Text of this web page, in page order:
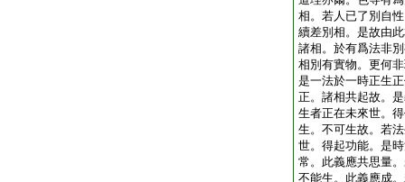
相。若人已了別自
續差別相。是故由
諸相。於有爲法非
相別有實物。更何
是一法於一時正生
正。諸相共起故。
生者正在未來世。
生。不可生故。若
世。得起功能。是
常。此義應共思量
不能生。此義應成